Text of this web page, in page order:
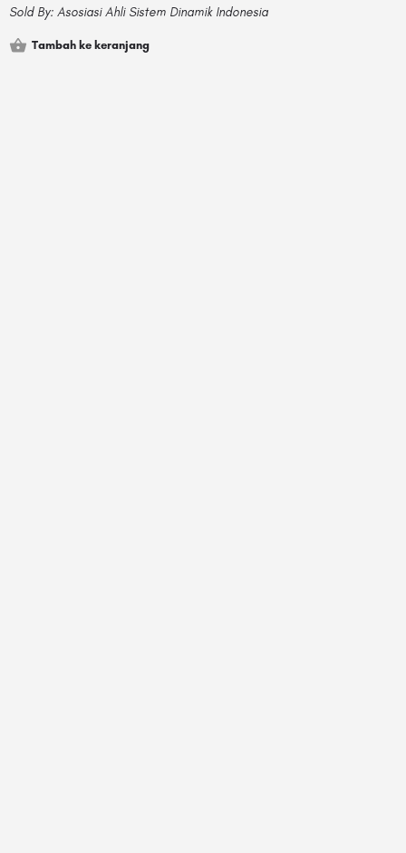
Sold By: Asosiasi Ahli Sistem Dinamik Indonesia
Tambah ke keranjang